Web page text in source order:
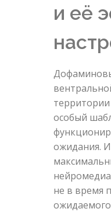
и её
особый
ожидания.
не в время